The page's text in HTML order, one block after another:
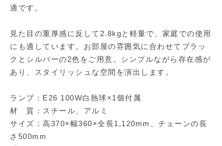
適です。
見た目の重厚感に反して2.8kgと軽量で、家庭での使用
にも適しています。お部屋の雰囲気に合わせてブラッ
クとシルバーの2色をご用意。シンプルながら存在感が
あり、スタイリッシュな空間を演出します。
ランプ：E26 100W白熱球×1個付属
材 質：スチール、アルミ
サイズ：高370×幅360×全長1,120mm、チェーンの長
さ500mm